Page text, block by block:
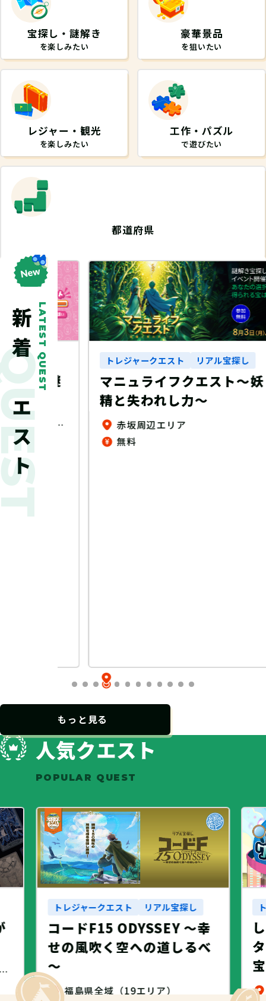
宝探し・謎解き
を楽しみたい
豪華景品
を狙いたい
レジャー・観光
を楽しみたい
工作・パズル
で遊びたい
都道府県
LATEST QUEST
新着クエスト
し
謎
ゆめタウン、ゆめマート、ゆめテラス、 ゆめシティ、ゆめモール店内（一部店舗除く）
トレジャークエスト リアル宝探し
マニュライフクエスト～妖
精と失われし力～
赤坂周辺エリア
無料
もっと見る
人気クエスト
POPULAR QUEST
・NANICA -NAGOYA-
トレジャークエスト リアル宝探し
コードF15 ODYSSEY ～幸
せの風吹く空への道しるべ
～
福島県全域（19エリア）
宝